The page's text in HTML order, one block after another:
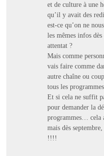
et de culture à une
qu’il y avait des
est-ce qu’on ne
les mêmes infos
attentat ?
Mais comme
vais faire comme
autre chaîne ou
tous les
Et si cela ne suffit
pour demander la
programmes… cela
mais dès
!!!!